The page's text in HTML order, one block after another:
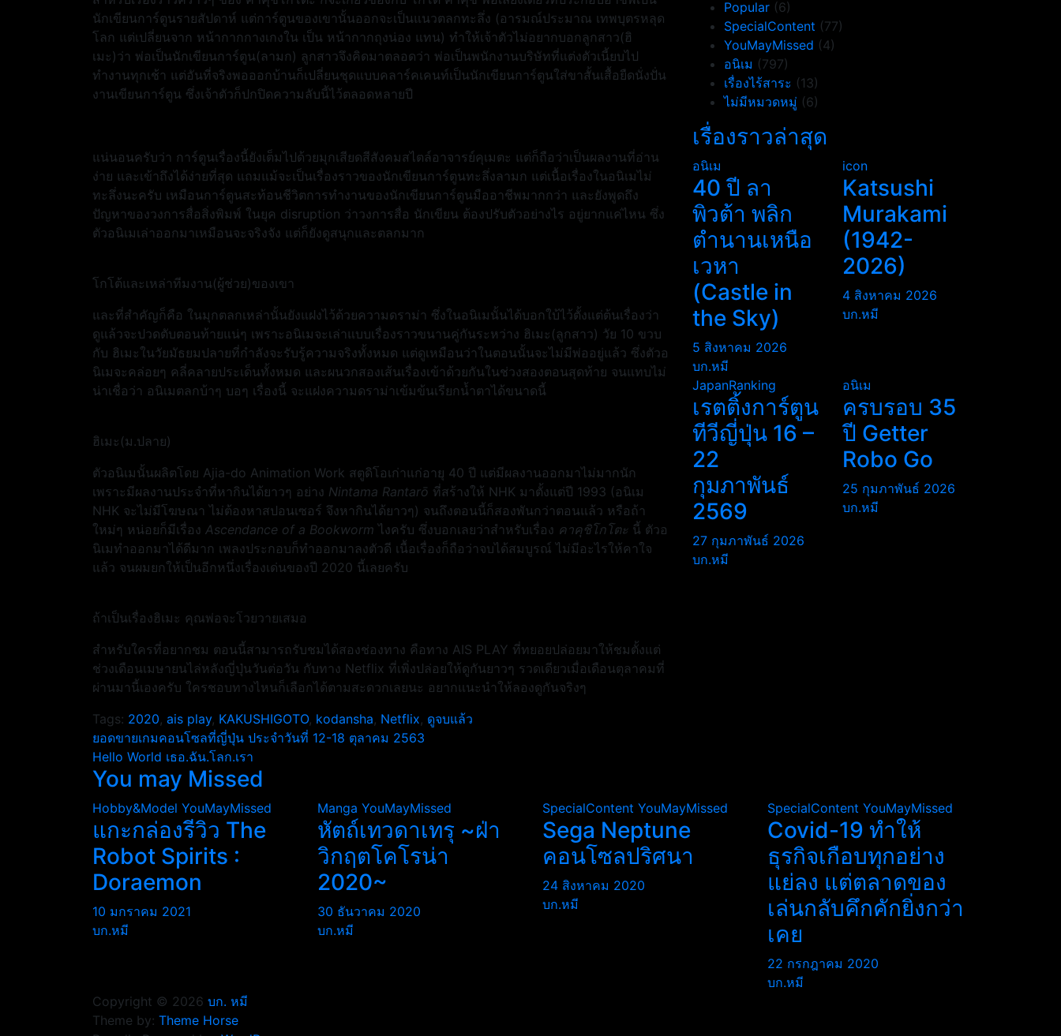
นักเขียนการ์ตูนรายสัปดาห์ แต่การ์ตูนของเขานั้นออกจะเป็นแนวตลกทะลึ่ง (อารมณ์ประมาณ เทพบุตรหลุด
โลก แต่เปลี่ยนจาก หน้ากากกางเกงใน เป็น หน้ากากถุงน่อง แทน) ทำให้เจ้าตัวไม่อยากบอกลูกสาว(ฮิ
เมะ)ว่า พ่อเป็นนักเขียนการ์ตูน(ลามก) ลูกสาวจึงคิดมาตลอดว่า พ่อเป็นพนักงานบริษัทที่แต่งตัวเนี้ยบไป
ทำงานทุกเช้า แต่อันที่จริงพอออกบ้านก็เปลี่ยนชุดแบบคลาร์คเคนท์เป็นนักเขียนการ์ตูนใส่ขาสั้นเสื้อยืดนั่งปั่น
งานเขียนการ์ตูน ซึ่งเจ้าตัวก็ปกปิดความลับนี้ไว้ตลอดหลายปี
แน่นอนครับว่า การ์ตูนเรื่องนี้ยังเต็มไปด้วยมุกเสียดสีสังคมสไตล์อาจารย์คุเมตะ แต่ก็ถือว่าเป็นผลงานที่อ่าน
ง่าย และเข้าถึงได้ง่ายที่สุด แถมแม้จะเป็นเรื่องราวของนักเขียนการ์ตูนทะลึ่งลามก แต่เนื้อเรื่องในอนิเมไม่
ทะลึ่งนะครับ เหมือนการ์ตูนสะท้อนชีวิตการทำงานของนักเขียนการ์ตูนมืออาชีพมากกว่า และยังพูดถึง
ปัญหาของวงการสื่อสิ่งพิมพ์ ในยุค disruption ว่าวงการสื่อ นักเขียน ต้องปรับตัวอย่างไร อยู่ยากแค่ไหน ซึ่ง
ตัวอนิเมเล่าออกมาเหมือนจะจริงจัง แต่ก็ยังดูสนุกและตลกมาก
โกโต้และเหล่าทีมงาน(ผู้ช่วย)ของเขา
และที่สำคัญก็คือ ในมุกตลกเหล่านั้นยังแฝงไว้ด้วยความดราม่า ซึ่งในอนิเมนั้นได้บอกใบ้ไว้ตั้งแต่ต้นเรื่องว่า
ดูแล้วจะปวดตับตอนท้ายแน่ๆ เพราะอนิเมจะเล่าแบบเรื่องราวขนานคู่กันระหว่าง ฮิเมะ(ลูกสาว) วัย 10 ขวบ
กับ ฮิเมะในวัยมัธยมปลายที่กำลังจะรับรู้ความจริงทั้งหมด แต่ดูเหมือนว่าในตอนนั้นจะไม่มีพ่ออยู่แล้ว ซึ่งตัวอ
นิเมจะคล่อยๆ คลี่คลายประเด็นทั้งหมด และผนวกสองเส้นเรื่องเข้าด้วยกันในช่วงสองตอนสุดท้าย จนแทบไม่
น่าเชื่อว่า อนิเมตลกบ้าๆ บอๆ เรื่องนี้ จะแฝงความดราม่าเข้มข้นเรียกน้ำตาได้ขนาดนี้
ฮิเมะ(ม.ปลาย)
ตัวอนิเมนั้นผลิตโดย Ajia-do Animation Work สตูดิโอเก่าแก่อายุ 40 ปี แต่มีผลงานออกมาไม่มากนัก
เพราะมีผลงานประจำที่หากินได้ยาวๆ อย่าง Nintama Rantarō ที่สร้างให้ NHK มาตั้งแต่ปี 1993 (อนิเม
NHK จะไม่มีโฆษณา ไม่ต้องหาสปอนเซอร์ จึงหากินได้ยาวๆ) จนถึงตอนนี้ก็สองพันกว่าตอนแล้ว หรือถ้า
ใหม่ๆ หน่อยก็มีเรื่อง Ascendance of a Bookworm ไงครับ ซึ่งบอกเลยว่าสำหรับเรื่อง คาคุชิโกโตะ นี้ ตัวอ
นิเมทำออกมาได้ดีมาก เพลงประกอบก็ทำออกมาลงตัวดี เนื้อเรื่องก็ถือว่าจบได้สมบูรณ์ ไม่มีอะไรให้คาใจ
แล้ว จนผมยกให้เป็นอีกหนึ่งเรื่องเด่นของปี 2020 นี้เลยครับ
ถ้าเป็นเรื่องฮิเมะ คุณพ่อจะโวยวายเสมอ
สำหรับใครที่อยากชม ตอนนี้สามารถรับชมได้สองช่องทาง คือทาง AIS PLAY ที่ทยอยปล่อยมาให้ชมตั้งแต่
ช่วงเดือนเมษายนไล่หลังญี่ปุ่นวันต่อวัน กับทาง Netflix ที่เพิ่งปล่อยให้ดูกันยาวๆ รวดเดียวเมื่อเดือนตุลาคมที่
ผ่านมานี้เองครับ ใครชอบทางไหนก็เลือกได้ตามสะดวกเลยนะ อยากแนะนำให้ลองดูกันจริงๆ
Tags: 2020, ais play, KAKUSHIGOTO, kodansha, Netflix, ดูจบแล้ว
แนะแนว
เรื่อง
ยอดขายเกมคอนโซลที่ญี่ปุ่น ประจำวันที่ 12-18 ตุลาคม 2563
Hello World เธอ.ฉัน.โลก.เรา
Popular (6)
SpecialContent (77)
YouMayMissed (4)
อนิเม (797)
เรื่องไร้สาระ (13)
ไม่มีหมวดหมู่ (6)
เรื่องราวล่าสุด
อนิเม
40 ปี ลา
พิวต้า พลิก
ตำนานเหนือ
เวหา
(Castle in
the Sky)
5 สิงหาคม 2026
บก.หมี
icon
Katsushi
Murakami
(1942-
2026)
4 สิงหาคม 2026
บก.หมี
JapanRanking
เรตติ้งการ์ตูน
ทีวีญี่ปุ่น 16 –
22
กุมภาพันธ์
2569
27 กุมภาพันธ์ 2026
บก.หมี
อนิเม
ครบรอบ 35
ปี Getter
Robo Go
25 กุมภาพันธ์ 2026
บก.หมี
You may Missed
Hobby&Model YouMayMissed
แกะกล่องรีวิว The
Robot Spirits :
Doraemon
10 มกราคม 2021
บก.หมี
Manga YouMayMissed
หัตถ์เทวดาเทรุ ~ฝ่า
วิกฤตโคโรน่า
2020~
30 ธันวาคม 2020
บก.หมี
SpecialContent YouMayMissed
Sega Neptune
คอนโซลปริศนา
24 สิงหาคม 2020
บก.หมี
SpecialContent YouMayMissed
Covid-19 ทำให้
ธุรกิจเกือบทุกอย่าง
แย่ลง แต่ตลาดของ
เล่นกลับคึกคักยิ่งกว่า
เคย
22 กรกฎาคม 2020
บก.หมี
Copyright © 2026 บก. หมี
Theme by: Theme Horse